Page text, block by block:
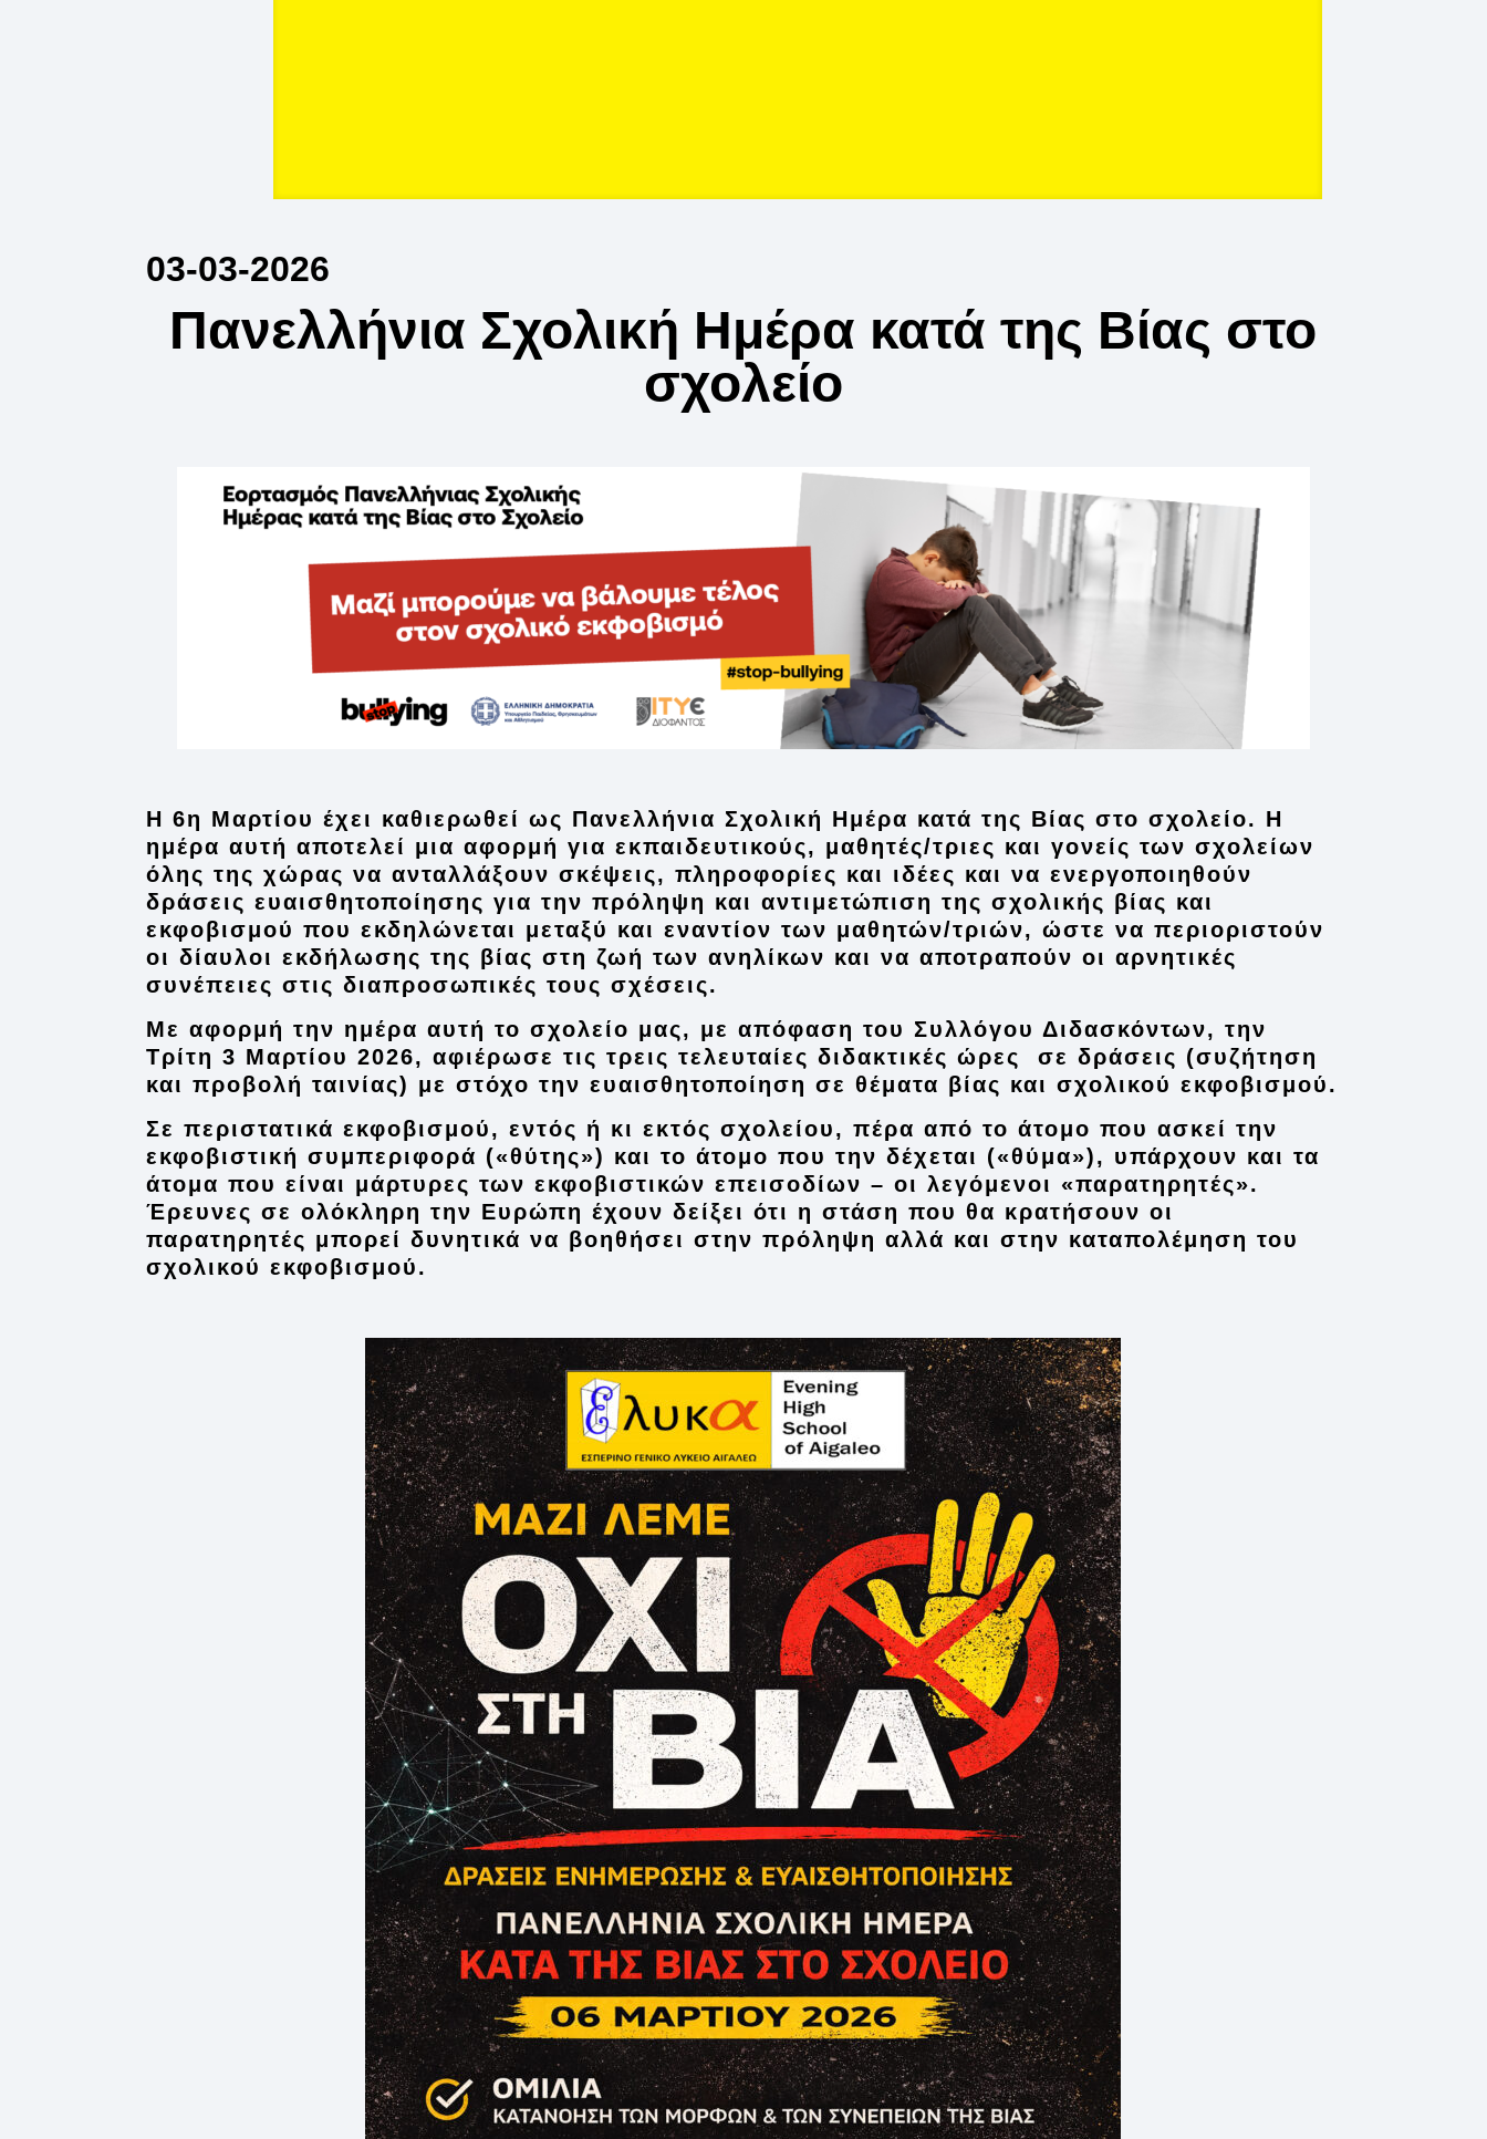
03-03-2026
Πανελλήνια Σχολική Ημέρα κατά της Βίας στο
σχολείο
Η 6η Μαρτίου έχει καθιερωθεί ως Πανελλήνια Σχολική Ημέρα κατά της Βίας στο σχολείο. Η
ημέρα αυτή αποτελεί μια αφορμή για εκπαιδευτικούς, μαθητές/τριες και γονείς των σχολείων
όλης της χώρας να ανταλλάξουν σκέψεις, πληροφορίες και ιδέες και να ενεργοποιηθούν
δράσεις ευαισθητοποίησης για την πρόληψη και αντιμετώπιση της σχολικής βίας και
εκφοβισμού που εκδηλώνεται μεταξύ και εναντίον των μαθητών/τριών, ώστε να περιοριστούν
οι δίαυλοι εκδήλωσης της βίας στη ζωή των ανηλίκων και να αποτραπούν οι αρνητικές
συνέπειες στις διαπροσωπικές τους σχέσεις.
Με αφορμή την ημέρα αυτή το σχολείο μας, με απόφαση του Συλλόγου Διδασκόντων,την
Τρίτη 3 Μαρτίου 2026,αφιέρωσε τις τρεις τελευταίες διδακτικές ώρες σε δράσεις (συζήτηση
και προβολή ταινίας) με στόχο την ευαισθητοποίηση σε θέματα βίας και σχολικού εκφοβισμού.
Σε περιστατικά εκφοβισμού, εντός ή κι εκτός σχολείου, πέρα από το άτομο που ασκεί την
εκφοβιστική συμπεριφορά («θύτης») και το άτομο που την δέχεται («θύμα»), υπάρχουν και τα
άτομα που είναι μάρτυρες των εκφοβιστικών επεισοδίων – οι λεγόμενοι «παρατηρητές».
Έρευνες σε ολόκληρη την Ευρώπη έχουν δείξει ότι η στάση που θα κρατήσουν οι
παρατηρητές μπορεί δυνητικά να βοηθήσει στην πρόληψη αλλά και στην καταπολέμηση του
σχολικού εκφοβισμού.